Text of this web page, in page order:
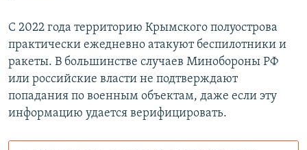
С 2022 года территорию Крымского полуострова
практически ежедневно атакуют беспилотники и
ракеты. В большинстве случаев Минобороны РФ
или российские власти не подтверждают
попадания по военным объектам, даже если эту
информацию удается верифицировать.